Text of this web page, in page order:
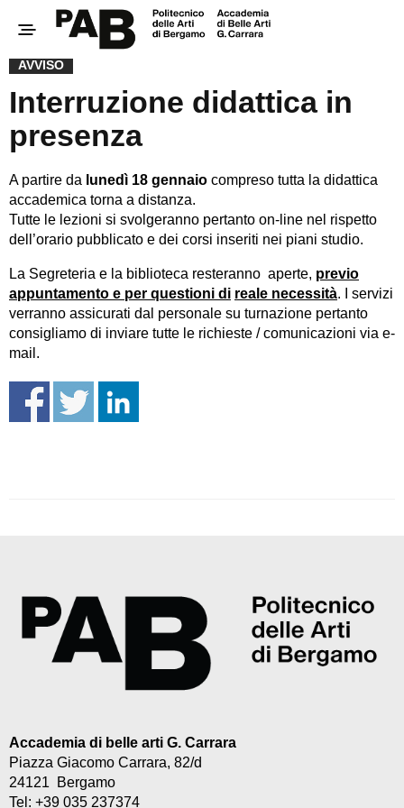
AVVISO
Interruzione didattica in
presenza
A partire da lunedì 18 gennaio compreso tutta la didattica
accademica torna a distanza.
Tutte le lezioni si svolgeranno pertanto on-line nel rispetto
dell’orario pubblicato e dei corsi inseriti nei piani studio.
La Segreteria e la biblioteca resteranno aperte, previo
appuntamento e per questioni di reale necessità. I servizi
verranno assicurati dal personale su turnazione pertanto
consigliamo di inviare tutte le richieste / comunicazioni via e-
mail.
Accademia di belle arti G. Carrara
Piazza Giacomo Carrara, 82/d
24121 Bergamo
Tel: +39 035 237374